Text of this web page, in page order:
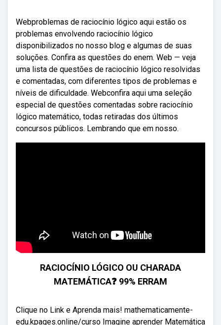
Webproblemas de raciocínio lógico aqui estão os
problemas envolvendo raciocínio lógico
disponibilizados no nosso blog e algumas de suas
soluções. Confira as questões do enem. Web — veja
uma lista de questões de raciocínio lógico resolvidas
e comentadas, com diferentes tipos de problemas e
níveis de dificuldade. Webconfira aqui uma seleção
especial de questões comentadas sobre raciocínio
lógico matemático, todas retiradas dos últimos
concursos públicos. Lembrando que em nosso.
RACIOCÍNIO LÓGICO OU CHARADA
MATEMÁTICA❓ 99% ERRAM
Clique no Link e Aprenda mais! mathematicamente-
edu.kpages.online/curso Imagine aprender Matemática